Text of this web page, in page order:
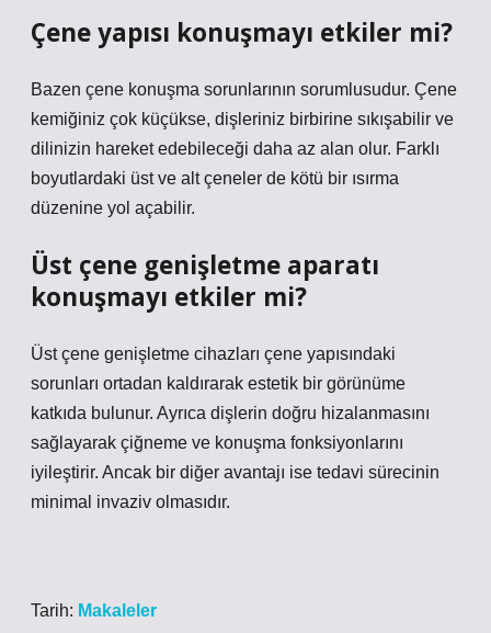
Çene yapısı konuşmayı etkiler mi?
Bazen çene konuşma sorunlarının sorumlusudur. Çene
kemiğiniz çok küçükse, dişleriniz birbirine sıkışabilir ve
dilinizin hareket edebileceği daha az alan olur. Farklı
boyutlardaki üst ve alt çeneler de kötü bir ısırma
düzenine yol açabilir.
Üst çene genişletme aparatı
konuşmayı etkiler mi?
Üst çene genişletme cihazları çene yapısındaki
sorunları ortadan kaldırarak estetik bir görünüme
katkıda bulunur. Ayrıca dişlerin doğru hizalanmasını
sağlayarak çiğneme ve konuşma fonksiyonlarını
iyileştirir. Ancak bir diğer avantajı ise tedavi sürecinin
minimal invaziv olmasıdır.
Tarih: Makaleler